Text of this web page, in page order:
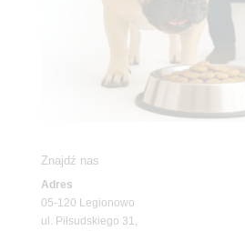
Znajdź nas
Adres
05-120 Legionowo
ul. Piłsudskiego 31,